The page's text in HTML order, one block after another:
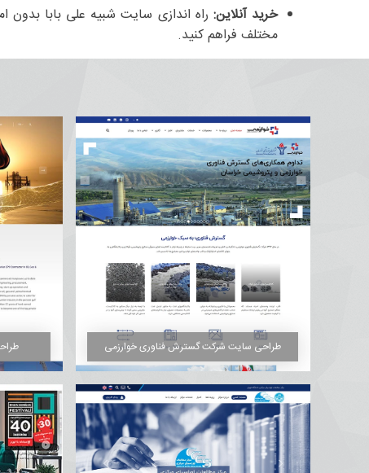
خرید آنلاین: راه اندازی سایت شبیه علی بابا
مختلف فراهم کنید.
طراحی سایت شرکت گسترش فناوری خوارزمی